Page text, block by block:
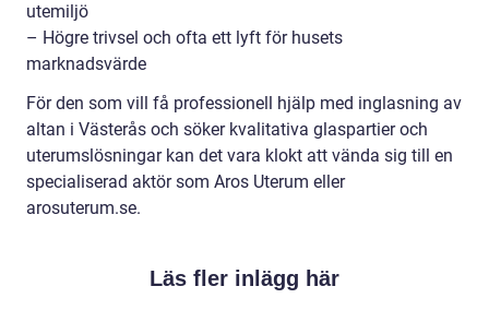
utemiljö
– Högre trivsel och ofta ett lyft för husets
marknadsvärde
För den som vill få professionell hjälp med inglasning av
altan i Västerås och söker kvalitativa glaspartier och
uterumslösningar kan det vara klokt att vända sig till en
specialiserad aktör som Aros Uterum eller
arosuterum.se.
Läs fler inlägg här